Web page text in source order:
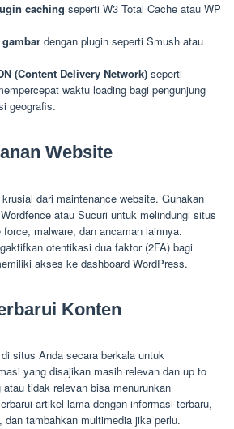
caching seperti W3 Total Cache atau WP
dengan plugin seperti Smush atau
(Content Delivery Network) seperti
waktu loading bagi pengunjung
geografis.
Website
dari maintenance website. Gunakan
atau Sucuri untuk melindungi situs
malware, dan ancaman lainnya.
otentikasi dua faktor (2FA) bagi
akses ke dashboard WordPress.
Konten
situs Anda secara berkala untuk
yang disajikan masih relevan dan up to
tidak relevan bisa menurunkan
artikel lama dengan informasi terbaru,
dan tambahkan multimedia jika perlu.